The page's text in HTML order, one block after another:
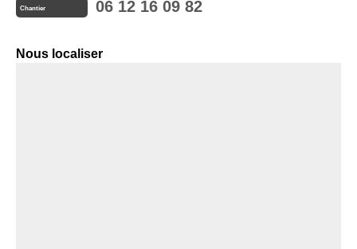
Chantier 06 12 16 09 82
Nous localiser